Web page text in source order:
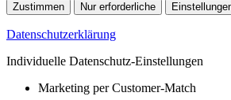
Zustimmen Nur erforderliche
Datenschutzerklärung
Individuelle Datenschutz-Einstellungen
Marketing per Customer-Match